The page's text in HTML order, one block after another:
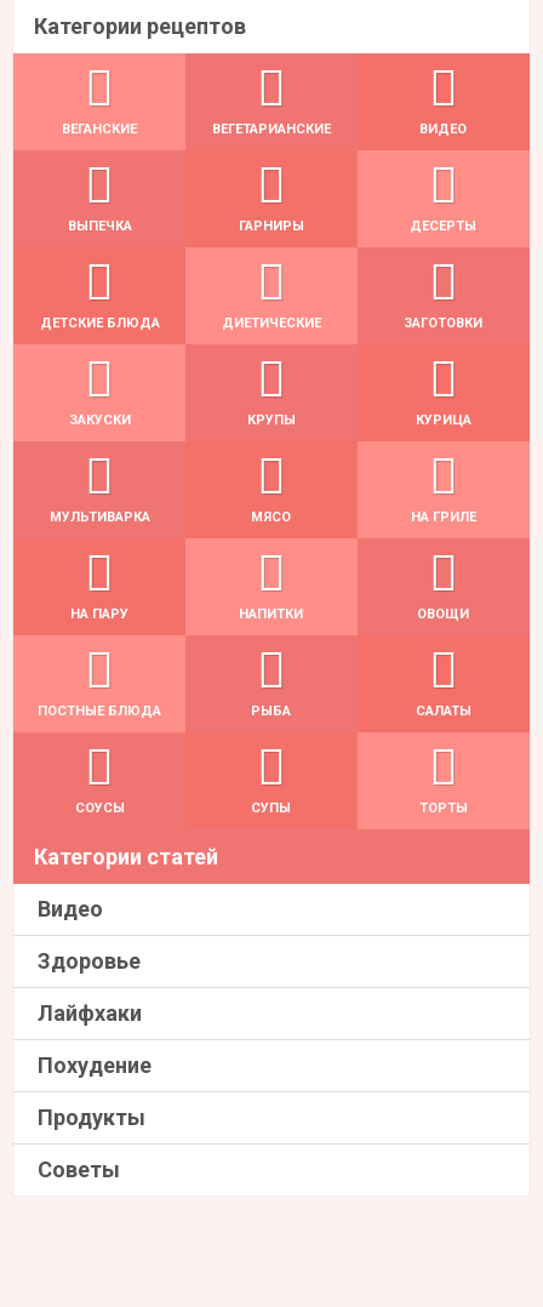
Категории рецептов
ВЕГАНСКИЕ ВЕГЕТАРИАНСКИЕ ВИДЕО
ВЫПЕЧКА ГАРНИРЫ ДЕСЕРТЫ
ДЕТСКИЕ БЛЮДА ДИЕТИЧЕСКИЕ ЗАГОТОВКИ
ЗАКУСКИ КРУПЫ КУРИЦА
МУЛЬТИВАРКА МЯСО НА ГРИЛЕ
НА ПАРУ НАПИТКИ ОВОЩИ
ПОСТНЫЕ БЛЮДА РЫБА САЛАТЫ
СОУСЫ СУПЫ ТОРТЫ
Категории статей
Видео
Здоровье
Лайфхаки
Похудение
Продукты
Советы